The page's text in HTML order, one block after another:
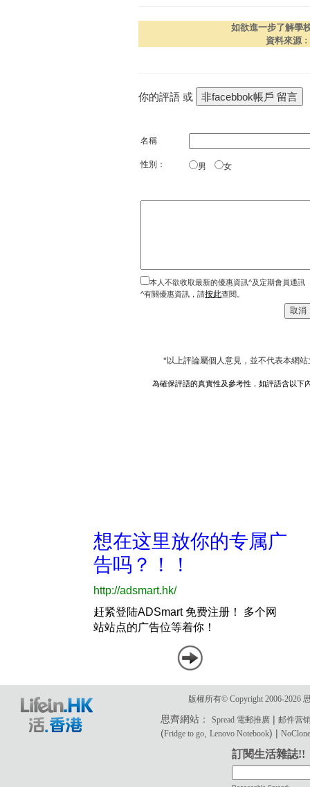
如欲進一步了解學
資料來源﹕
你的評語 或
名稱
性別： 男 女
本人不欲收取最新的優惠資訊^及定期會員通訊
^有關優惠資訊，請按此查閱。
*以上評論屬個人意見，並不代表本網
為確保評語的真實性及參考性，如評語含以下
版權所有© Copyright 2006-2026
思齊網站：Spread 電郵推廣 |邮件营
(Fridge to go ,Lenovo Notebook) |